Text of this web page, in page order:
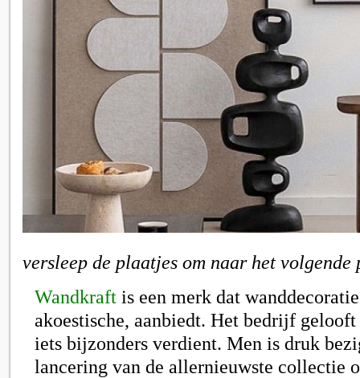
versleep de plaatjes om naar het
Wandkraft is een merk dat
akoestische, aanbiedt. Het bedrijf
iets bijzonders verdient. Men is druk
lancering van de allernieuwste collectie